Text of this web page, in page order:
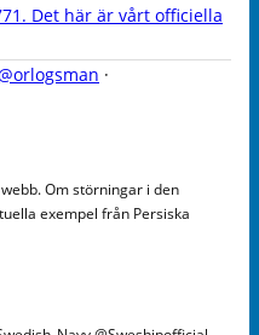
Det här är vårt officiella
·
Om störningar i den
exempel från Persiska